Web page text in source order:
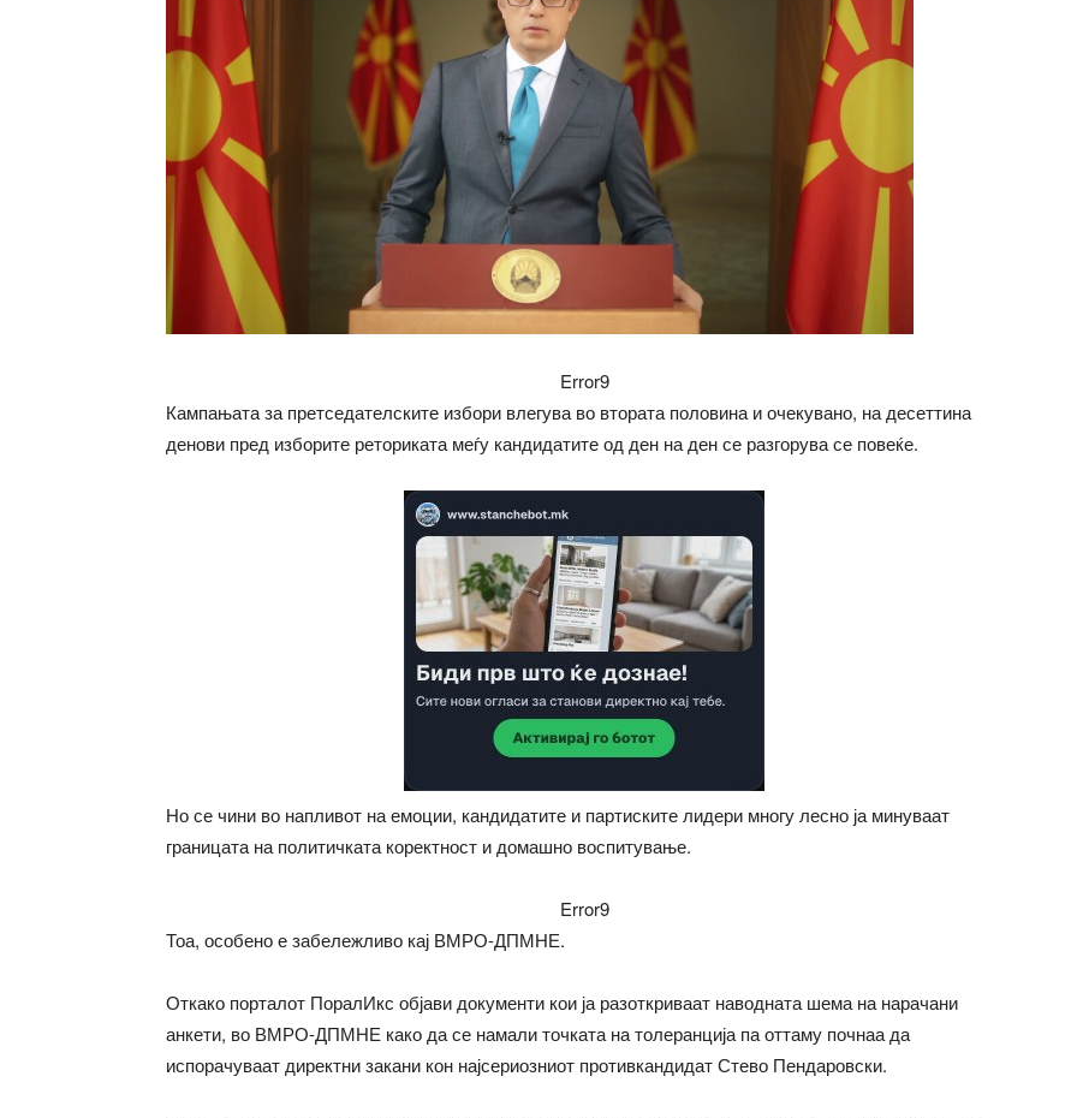
Error9
Кампањата за претседателските избори влегува во втората половина и очекувано, на десеттина
денови пред изборите реториката меѓу кандидатите од ден на ден се разгорува се повеќе.
Но се чини во напливот на емоции, кандидатите и партиските лидери многу лесно ја минуваат
границата на политичката коректност и домашно воспитување.
Error9
Тоа, особено е забележливо кај ВМРО-ДПМНЕ.
Откако порталот ПоралИкс објави документи кои ја разоткриваат наводната шема на нарачани
анкети, во ВМРО-ДПМНЕ како да се намали точката на толеранција па оттаму почнаа да
испорачуваат директни закани кон најсериозниот противкандидат Стево Пендаровски.